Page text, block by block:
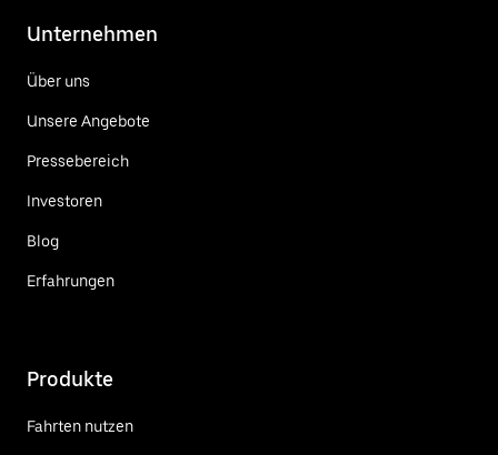
Unternehmen
Über uns
Unsere Angebote
Pressebereich
Investoren
Blog
Erfahrungen
Produkte
Fahrten nutzen